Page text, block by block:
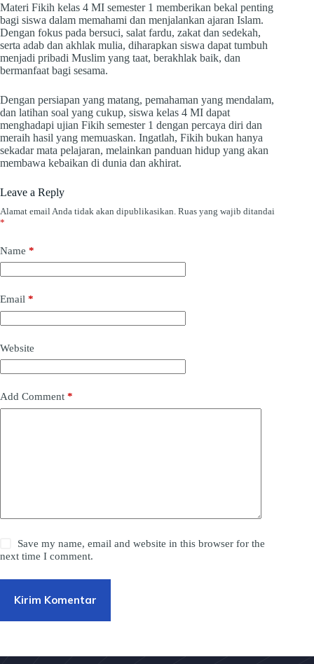
Materi Fikih kelas 4 MI semester 1 memberikan bekal penting
bagi siswa dalam memahami dan menjalankan ajaran Islam.
Dengan fokus pada bersuci, salat fardu, zakat dan sedekah,
serta adab dan akhlak mulia, diharapkan siswa dapat tumbuh
menjadi pribadi Muslim yang taat, berakhlak baik, dan
bermanfaat bagi sesama.
Dengan persiapan yang matang, pemahaman yang mendalam,
dan latihan soal yang cukup, siswa kelas 4 MI dapat
menghadapi ujian Fikih semester 1 dengan percaya diri dan
meraih hasil yang memuaskan. Ingatlah, Fikih bukan hanya
sekadar mata pelajaran, melainkan panduan hidup yang akan
membawa kebaikan di dunia dan akhirat.
Leave a Reply
Alamat email Anda tidak akan dipublikasikan. Ruas yang wajib ditandai
*
Name *
Email *
Website
Add Comment *
Save my name, email and website in this browser for the
next time I comment.
Kirim Komentar